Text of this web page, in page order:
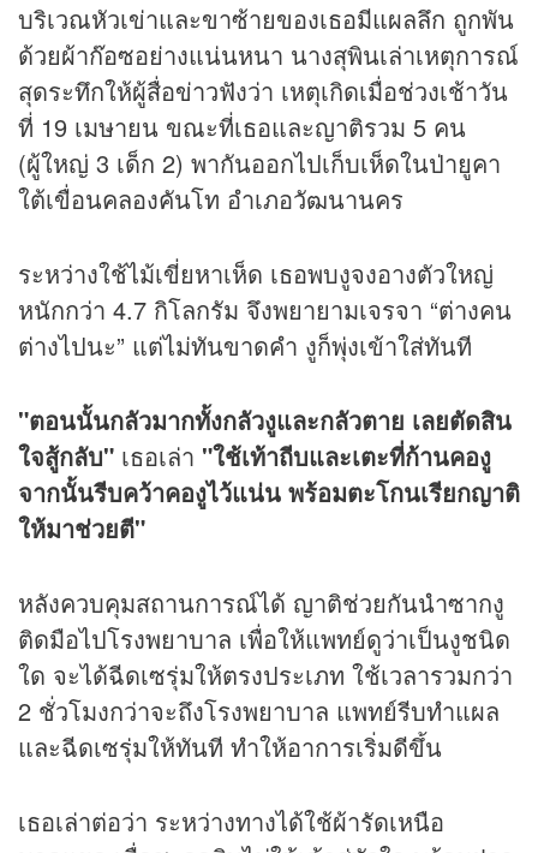
บริเวณหัวเข่าและขาซ้ายของเธอมีแผลลึก ถูกพัน
ด้วยผ้าก๊อซอย่างแน่นหนา นางสุพินเล่าเหตุการณ์
สุดระทึกให้ผู้สื่อข่าวฟังว่า เหตุเกิดเมื่อช่วงเช้าวัน
ที่ 19 เมษายน ขณะที่เธอและญาติรวม 5 คน
(ผู้ใหญ่ 3 เด็ก 2) พากันออกไปเก็บเห็ดในป่ายูคา
ใต้เขื่อนคลองคันโท อำเภอวัฒนานคร
ระหว่างใช้ไม้เขี่ยหาเห็ด เธอพบงูจงอางตัวใหญ่
หนักกว่า 4.7 กิโลกรัม จึงพยายามเจรจา “ต่างคน
ต่างไปนะ” แต่ไม่ทันขาดคำ งูก็พุ่งเข้าใส่ทันที
"ตอนนั้นกลัวมากทั้งกลัวงูและกลัวตาย เลยตัดสิน
ใจสู้กลับ" เธอเล่า "ใช้เท้าถีบและเตะที่ก้านคองู
จากนั้นรีบคว้าคองูไว้แน่น พร้อมตะโกนเรียกญาติ
ให้มาช่วยตี"
หลังควบคุมสถานการณ์ได้ ญาติช่วยกันนำซากงู
ติดมือไปโรงพยาบาล เพื่อให้แพทย์ดูว่าเป็นงูชนิด
ใด จะได้ฉีดเซรุ่มให้ตรงประเภท ใช้เวลารวมกว่า
2 ชั่วโมงกว่าจะถึงโรงพยาบาล แพทย์รีบทำแผล
และฉีดเซรุ่มให้ทันที ทำให้อาการเริ่มดีขึ้น
เธอเล่าต่อว่า ระหว่างทางได้ใช้ผ้ารัดเหนือ